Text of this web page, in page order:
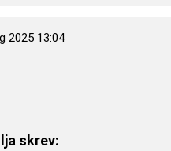
2025 13:04
skrev: